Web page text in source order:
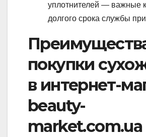
уплотнителей — важные
долгого срока службы
покупки
в интернет-
beauty-
market.com.ua